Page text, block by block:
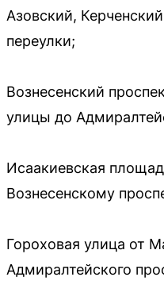
Азовский,
переулки;
Вознесенский
улицы до
Исаакиевская
Вознесенскому
Гороховая улица от
Адмиралтейского